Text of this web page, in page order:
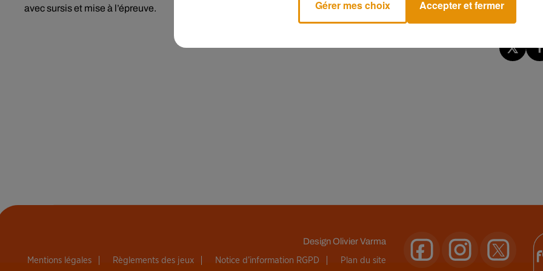
avec sursis et mise à l’épreuve.
DesignOlivier Varma
Mentions légales Règlements des jeux Notice d’information RGPD Plan du site
Gérer mes choix Accepter et fermer